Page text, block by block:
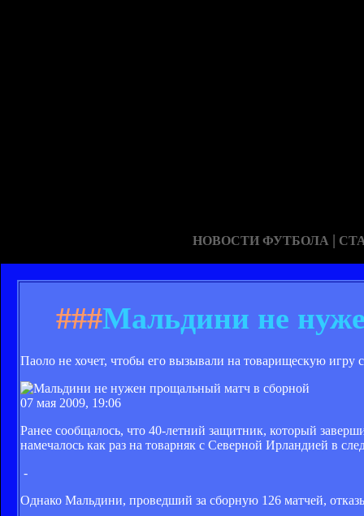
НОВОСТИ ФУТБОЛА |
###Мальдини не
Паоло не хочет, чтобы его вызывали на товарищескую игру
07 мая 2009, 19:06
Ранее сообщалось, что 40-летний защитник, который
намечалось как раз на товарняк с Северной Ирландией в
-
Однако Мальдини, проведший за сборную 126 матчей,